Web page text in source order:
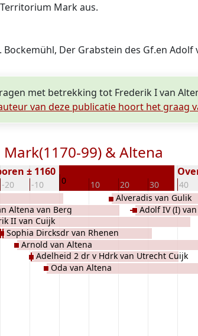
Mark aus.
Bockemühl, Der Grabstein des Gf.en
met betrekking tot Frederik I van
van deze publicatie hoort het graag
99) & Altena
-20 -10 0 10 20 30 40
± 1160
Altena van Berg
II van Cuijk
Sophia Dircksdr van Rhenen
Arnold van Altena
Adelheid 2 dr v Hdrk van Utrecht Cuijk
Oda van Altena
Alveradis van Gulik
Adolf IV (I)